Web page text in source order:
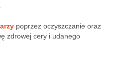
poprzez oczyszczanie oraz
zdrowej cery i udanego